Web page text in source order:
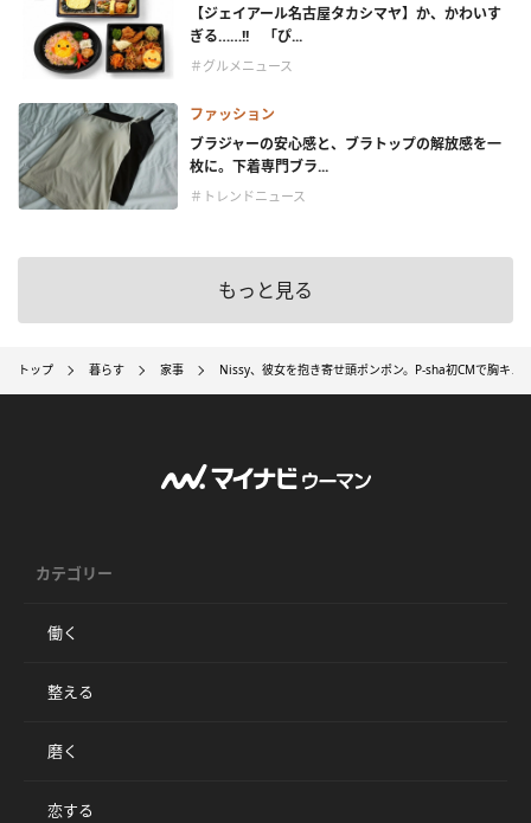
【ジェイアール名古屋タカシマヤ】か、かわいす
ぎる……!! 「ぴ...
＃グルメニュース
ファッション
ブラジャーの安心感と、ブラトップの解放感を一
枚に。下着専門ブラ...
＃トレンドニュース
もっと見る
トップ 暮らす 家事 Nissy、彼女を抱き寄せ頭ポンポン。P-sha初CMで胸キュ
カテゴリー
働く
整える
磨く
恋する